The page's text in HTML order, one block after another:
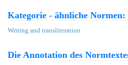
Kategorie - ähnliche Normen:
Writing and transliteration
Die Annotation des